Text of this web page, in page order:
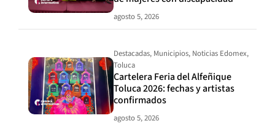
agosto 5, 2026
Destacadas, Municipios, Noticias Edomex,
Toluca
Cartelera Feria del Alfeñique
Toluca 2026: fechas y artistas
confirmados
agosto 5, 2026